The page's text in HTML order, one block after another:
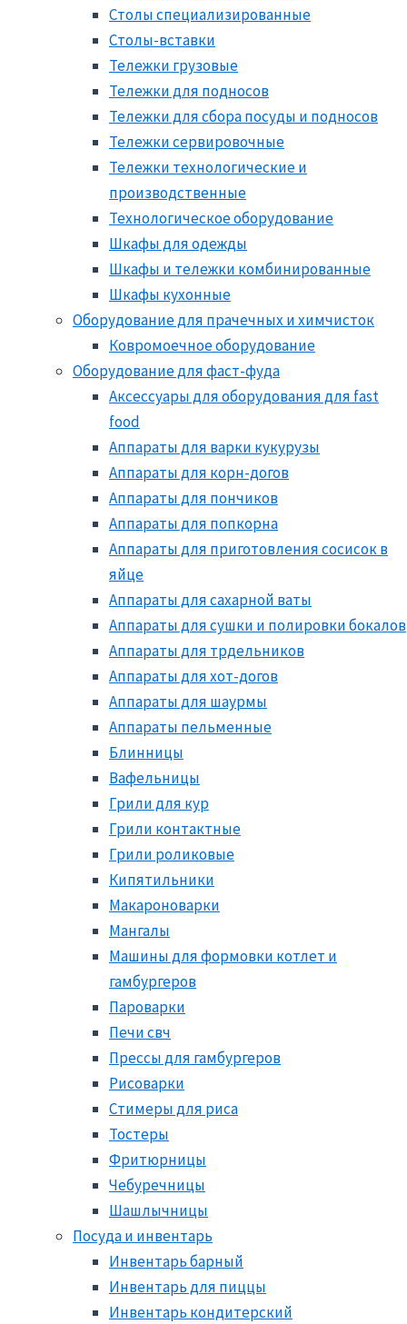
Столы специализированные
Столы-вставки
Тележки грузовые
Тележки для подносов
Тележки для сбора посуды и подносов
Тележки сервировочные
Тележки технологические и
производственные
Технологическое оборудование
Шкафы для одежды
Шкафы и тележки комбинированные
Шкафы кухонные
Оборудование для прачечных и химчисток
Ковромоечное оборудование
Оборудование для фаст-фуда
Аксессуары для оборудования для fast
food
Аппараты для варки кукурузы
Аппараты для корн-догов
Аппараты для пончиков
Аппараты для попкорна
Аппараты для приготовления сосисок в
яйце
Аппараты для сахарной ваты
Аппараты для сушки и полировки бокалов
Аппараты для трдельников
Аппараты для хот-догов
Аппараты для шаурмы
Аппараты пельменные
Блинницы
Вафельницы
Грили для кур
Грили контактные
Грили роликовые
Кипятильники
Макароноварки
Мангалы
Машины для формовки котлет и
гамбургеров
Пароварки
Печи свч
Прессы для гамбургеров
Рисоварки
Стимеры для риса
Тостеры
Фритюрницы
Чебуречницы
Шашлычницы
Посуда и инвентарь
Инвентарь барный
Инвентарь для пиццы
Инвентарь кондитерский